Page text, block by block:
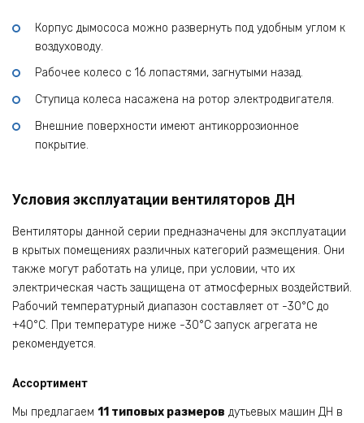
Корпус дымососа можно развернуть под удобным углом к
воздуховоду.
Рабочее колесо с 16 лопастями, загнутыми назад.
Ступица колеса насажена на ротор электродвигателя.
Внешние поверхности имеют антикоррозионное
покрытие.
Условия эксплуатации вентиляторов ДН
Вентиляторы данной серии предназначены для эксплуатации
в крытых помещениях различных категорий размещения. Они
также могут работать на улице, при условии, что их
электрическая часть защищена от атмосферных воздействий.
Рабочий температурный диапазон составляет от -30°С до
+40°С. При температуре ниже -30°С запуск агрегата не
рекомендуется.
Ассортимент
Мы предлагаем 11 типовых размеров дутьевых машин ДН в